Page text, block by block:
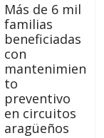
Más de 6 mil
familias
beneficiadas
con
mantenimien
to
preventivo
en circuitos
aragüeños